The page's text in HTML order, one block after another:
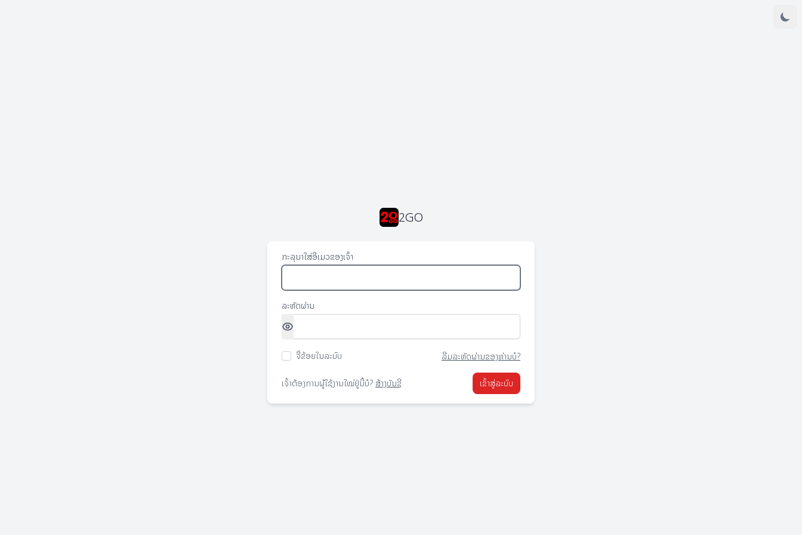
2GO
ກະລຸນາໃສ່ອີເມວຂອງເຈົ້າ
ລະຫັດຜ່ານ
ຈື່ຂ້ອຍໃນລະບົບ
ລືມລະຫັດຜ່ານຂອງທ່ານບໍ?
ເຈົ້າຕ້ອງການຜູ້ໃຊ້ງານໃໝ່ຢູ່ນີ້ບໍ? ສ້າງບັນຊີ ເຂົ້າສູ່ລະບົບ